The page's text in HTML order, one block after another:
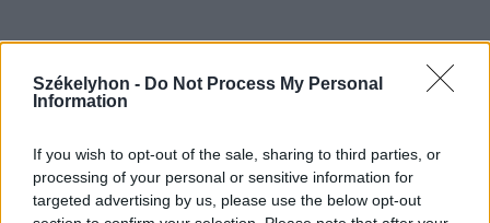
Székelyhon - Do Not Process My Personal
Information
If you wish to opt-out of the sale, sharing to third parties, or
processing of your personal or sensitive information for
targeted advertising by us, please use the below opt-out